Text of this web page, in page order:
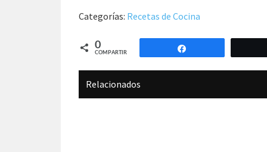
Categorías: Recetas de Cocina
0
COMPARTIR
Relacionados